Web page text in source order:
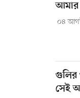
আমার
০৪
গুলির
সেই